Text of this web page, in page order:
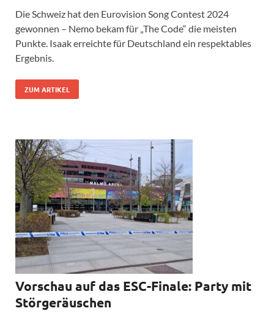
Die Schweiz hat den Eurovision Song Contest 2024
gewonnen – Nemo bekam für „The Code“ die meisten
Punkte. Isaak erreichte für Deutschland ein respektables
Ergebnis.
ZUM ARTIKEL
Vorschau auf das ESC-Finale: Party mit
Störgeräuschen